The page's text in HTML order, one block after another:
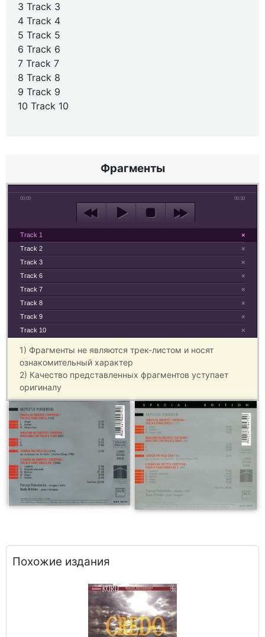
3 Track 3
4 Track 4
5 Track 5
6 Track 6
7 Track 7
8 Track 8
9 Track 9
10 Track 10
Фрагменты
00:00 00:30
×
Track 1
×
Track 2
×
Track 3
×
Track 6
×
Track 7
×
Track 8
×
Track 9
×
Track 10
1) Фрагменты не являются трек-листом и носят
ознакомительный характер
2) Качество представленных фрагментов уступает
оригиналу
Похожие издания